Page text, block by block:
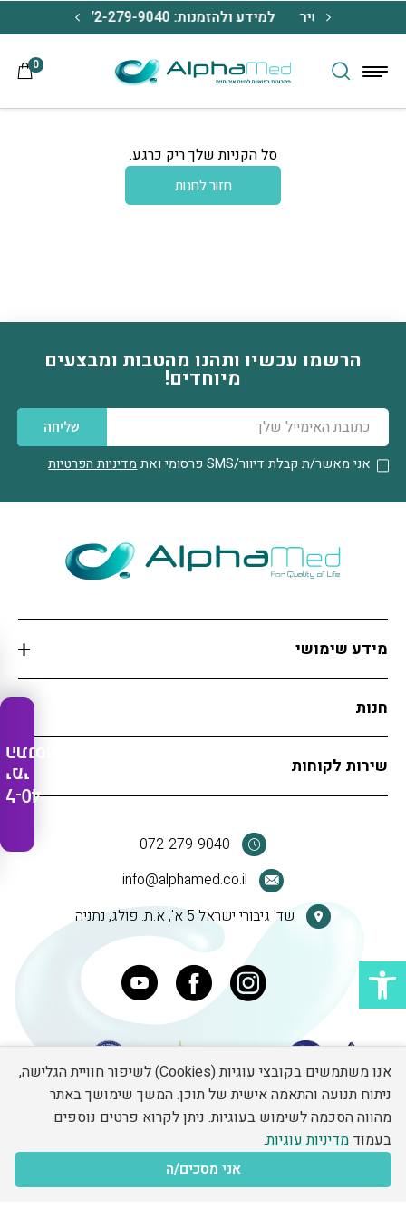
פתח סרגל נגישות
Skip to Content
כל מכשיר למידע ולהזמנות: 072-279-9040
0
סל הקניות שלך ריק כרגע.
חזור לחנות
הרשמו עכשיו ותהנו מהטבות ומבצעים
מיוחדים!
דוא׳׳ל
שליחה
אני מאשר/ת קבלת דיוור/SMS
פרסומי ואת מדיניות הפרטיות
מידע שימושי
חנות
שירות לקוחות
072-279-9040
info@alphamed.co.il
שד' גיבורי ישראל 5 א', א.ת. פולג, נתניה
Developed by Matat Technologies ltd
בחזרה למעלה
ל-40
ימי
התנסות
אנו משתמשים בקובצי עוגיות (Cookies) לשיפור חוויית הגלישה,
ניתוח תנועה והתאמה אישית של תוכן. המשך שימושך באתר
מהווה הסכמה לשימוש בעוגיות. ניתן לקרוא פרטים נוספים
בעמוד מדיניות עוגיות.
אני מסכים/ה